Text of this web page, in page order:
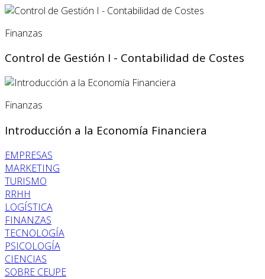
Finanzas
Control de Gestión I - Contabilidad de Costes
Finanzas
Introducción a la Economía Financiera
EMPRESAS
MARKETING
TURISMO
RRHH
LOGÍSTICA
FINANZAS
TECNOLOGÍA
PSICOLOGÍA
CIENCIAS
SOBRE CEUPE